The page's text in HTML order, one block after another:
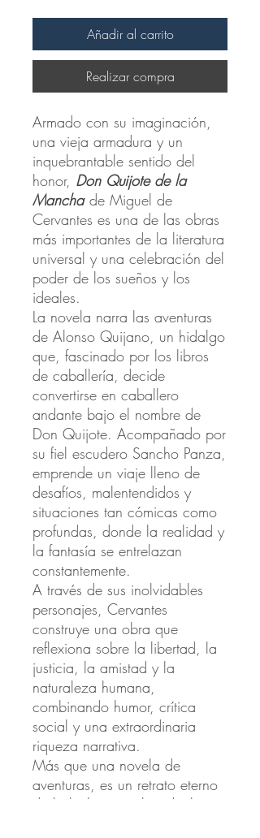
Añadir al carrito
Realizar compra
Armado con su imaginación,
una vieja armadura y un
inquebrantable sentido del
honor, Don Quijote de la
Manchade Miguel de
Cervantes es una de las obras
más importantes de la literatura
universal y una celebración del
poder de los sueños y los
ideales.
La novela narra las aventuras
de Alonso Quijano, un hidalgo
que, fascinado por los libros
de caballería, decide
convertirse en caballero
andante bajo el nombre de
Don Quijote. Acompañado por
su fiel escudero Sancho Panza,
emprende un viaje lleno de
desafíos, malentendidos y
situaciones tan cómicas como
profundas, donde la realidad y
la fantasía se entrelazan
constantemente.
A través de sus inolvidables
personajes, Cervantes
construye una obra que
reflexiona sobre la libertad, la
justicia, la amistad y la
naturaleza humana,
combinando humor, crítica
social y una extraordinaria
riqueza narrativa.
Más que una novela de
aventuras, es un retrato eterno
de la lucha entre los ideales y